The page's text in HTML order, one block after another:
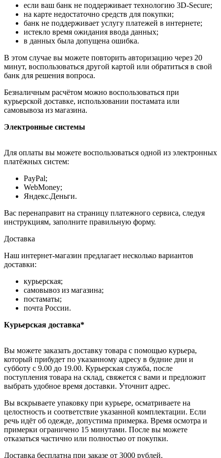
если ваш банк не поддерживает технологию 3D-Secure;
на карте недостаточно средств для покупки;
банк не поддерживает услугу платежей в интернете;
истекло время ожидания ввода данных;
в данных была допущена ошибка.
В этом случае вы можете повторить авторизацию через 20
минут, воспользоваться другой картой или обратиться в свой
банк для решения вопроса.
Безналичным расчётом можно воспользоваться при
курьерской доставке, использовании постамата или
самовывоза из магазина.
Электронные системы
Для оплаты вы можете воспользоваться одной из электронных
платёжных систем:
PayPal;
WebMoney;
Яндекс.Деньги.
Вас перенаправит на страницу платежного сервиса, следуя
инструкциям, заполните правильную форму.
Доставка
Наш интернет-магазин предлагает несколько вариантов
доставки:
курьерская;
самовывоз из магазина;
постаматы;
почта России.
Курьерская доставка*
Вы можете заказать доставку товара с помощью курьера,
который прибудет по указанному адресу в будние дни и
субботу с 9.00 до 19.00. Курьерская служба, после
поступления товара на склад, свяжется с вами и предложит
выбрать удобное время доставки. Уточнит адрес.
Вы вскрываете упаковку при курьере, осматриваете на
целостность и соответствие указанной комплектации. Если
речь идёт об одежде, допустима примерка. Время осмотра и
примерки ограничено 15 минутами. После вы можете
отказаться частично или полностью от покупки.
Доставка бесплатна при заказе от 3000 рублей.